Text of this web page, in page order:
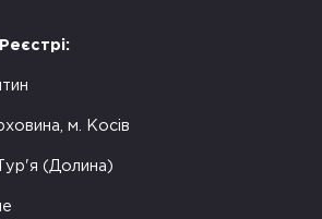
м. Косів
(Долина)